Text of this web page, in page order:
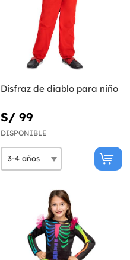
Disfraz de diablo para niño
S/ 99
DISPONIBLE